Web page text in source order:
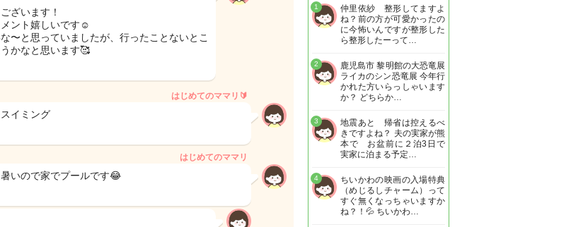
ざいます！
ント嬉しいです☺️
〜と思っていましたが、行ったことないとこ
かなと思います🥰
はじめてのママリ🔰
イミング
はじめてのママリ
いので家でプールです😂
仲里依紗 整形してますよ
ね？前の方が可愛かったの
に今怖いんですが整形した
ら整形したーって…
1
鹿児島市 黎明館の大恐竜展
ライカのシン恐竜展 今年行
かれた方いらっしゃいます
か？ どちらか…
2
地震あと 帰省は控えるべ
きですよね？ 夫の実家が熊
本で お盆前に２泊3日で
実家に泊まる予定…
3
ちいかわの映画の入場特典
（めじるしチャーム）って
すぐ無くなっちゃいますか
ね？！💦 ちいかわ…
4